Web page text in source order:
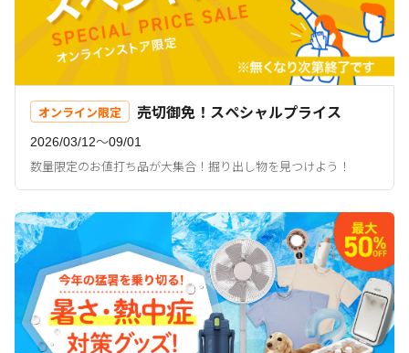
オンライン限定 売切御免！スペシャルプライス
2026/03/12〜09/01
数量限定のお値打ち品が大集合！掘り出し物を見つけよう！